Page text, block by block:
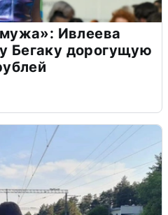
Ивлеева
Бегаку дорогущую